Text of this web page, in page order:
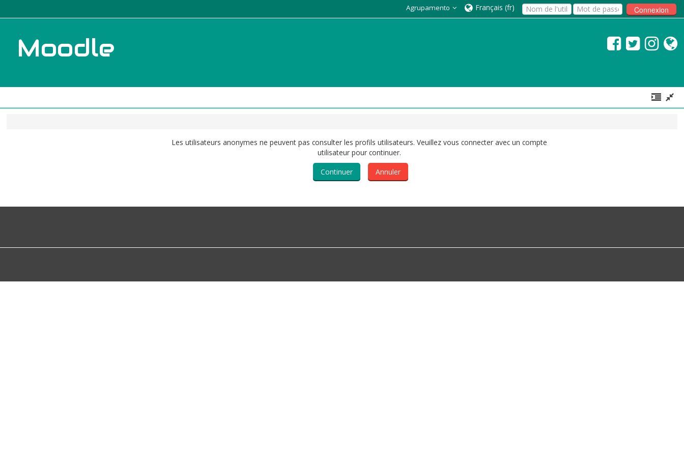
Connexion
Français ‎(fr)‎
Agrupamento
Moodle
Les utilisateurs anonymes ne peuvent pas consulter les profils utilisateurs. Veuillez vous connecter avec un compte
utilisateur pour continuer.